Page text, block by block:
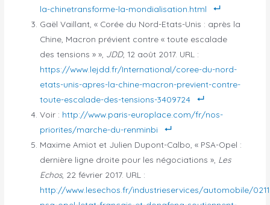
la-chinetransforme-la-mondialisation.html
Gaël Vaillant, « Corée du Nord-Etats-Unis : après la
Chine, Macron prévient contre « toute escalade
des tensions » », JDD, 12 août 2017. URL :
https://www.lejdd.fr/International/coree-du-nord-
etats-unis-apres-la-chine-macron-previent-contre-
toute-escalade-des-tensions-3409724
Voir : http://www.paris-europlace.com/fr/nos-
priorites/marche-du-renminbi
Maxime Amiot et Julien Dupont-Calbo, « PSA-Opel :
dernière ligne droite pour les négociations », Les
Echos, 22 février 2017. URL :
http://www.lesechos.fr/industrieservices/automobile/